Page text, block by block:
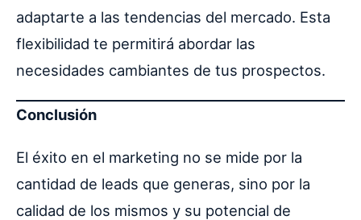
adaptarte a las tendencias del mercado. Esta
flexibilidad te permitirá abordar las
necesidades cambiantes de tus prospectos.
Conclusión
El éxito en el marketing no se mide por la
cantidad de leads que generas, sino por la
calidad de los mismos y su potencial de